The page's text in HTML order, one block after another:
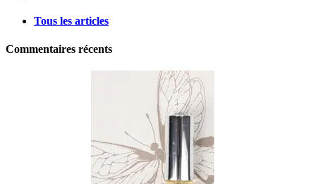
Tous les articles
Commentaires récents